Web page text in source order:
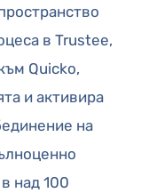
в Trustee,
Quicko,
и активира
на
над 100